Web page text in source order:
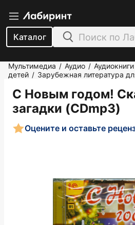
Каталог
Мультимедиа / Аудио / Аудиокниги
детей / Зарубежная литература
С Новым годом!
загадки (CDmp3)
Оцените и оставьте